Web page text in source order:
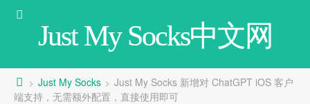
Just My Socks中文网
> Just My Socks > Just My Socks 新增对 ChatGPT iOS 客户
端支持，无需额外配置，直接使用即可